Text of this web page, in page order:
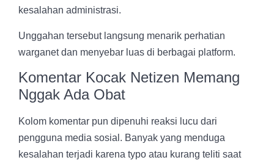
kesalahan administrasi.
Unggahan tersebut langsung menarik perhatian
warganet dan menyebar luas di berbagai platform.
Komentar Kocak Netizen Memang
Nggak Ada Obat
Kolom komentar pun dipenuhi reaksi lucu dari
pengguna media sosial. Banyak yang menduga
kesalahan terjadi karena typo atau kurang teliti saat